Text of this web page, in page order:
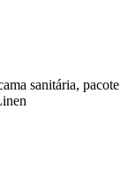
sanitária, pacote